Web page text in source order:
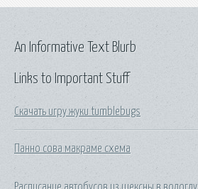
Links to Important Stuff
Скачать игру жуки tumblebugs
Панно сова макраме схема
Расписание автобусов из шексны в вологду
An Informative Text Blurb